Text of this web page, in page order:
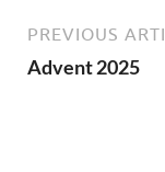
PREVIOUS
Advent 2025